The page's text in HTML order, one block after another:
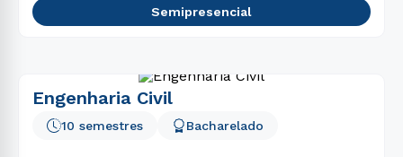
Semipresencial
Engenharia Civil
Bacharelado
10 semestres